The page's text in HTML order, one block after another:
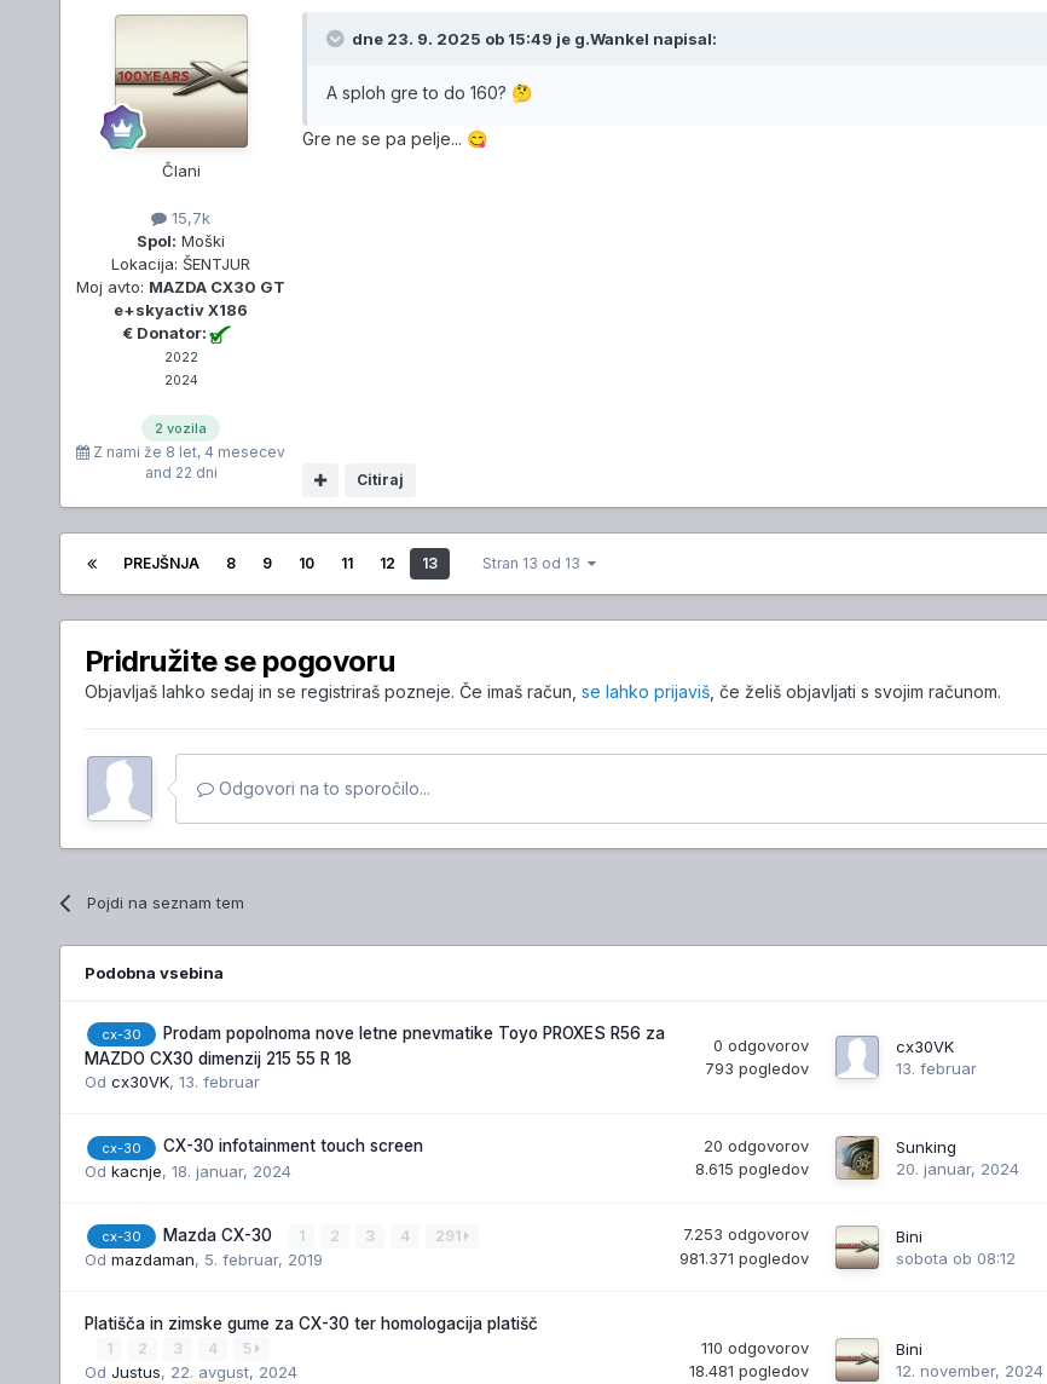
Člani
15,7k
Spol: Moški
Lokacija: ŠENTJUR
Moj avto: MAZDA CX30 GT
e+skyactiv X186
€ Donator:
2022
2024
2 vozila
Z nami že 8 let, 4 mesecev
and 22 dni
dne 23. 9. 2025 ob 15:49 je g.Wankel napisal:
A sploh gre to do 160? 🤔
Gre ne se pa pelje... 😋
Citiraj
PREJŠNJA 8 9 10 11 12 13 Stran 13 od 13
Pridružite se pogovoru
Objavljaš lahko sedaj in se registriraš pozneje. Če imaš račun, se lahko prijaviš, če želiš objavljati s svojim računom.
Odgovori na to sporočilo...
Pojdi na seznam tem
Podobna vsebina
cx-30
Prodam popolnoma nove letne pnevmatike Toyo PROXES R56 za
MAZDO CX30 dimenzij 215 55 R 18
Od cx30VK, 13. februar
0 odgovorov
793 pogledov
cx30VK
13. februar
cx-30
CX-30 infotainment touch screen
Od kacnje, 18. januar, 2024
20 odgovorov
8.615 pogledov
Sunking
20. januar, 2024
cx-30 Mazda CX-30 1 2 3 4 291
Od mazdaman, 5. februar, 2019
7.253 odgovorov
981.371 pogledov
Bini
sobota ob 08:12
Platišča in zimske gume za CX-30 ter homologacija platišč
1 2 3 4 5
Od Justus, 22. avgust, 2024
110 odgovorov
18.481 pogledov
Bini
12. november, 2024